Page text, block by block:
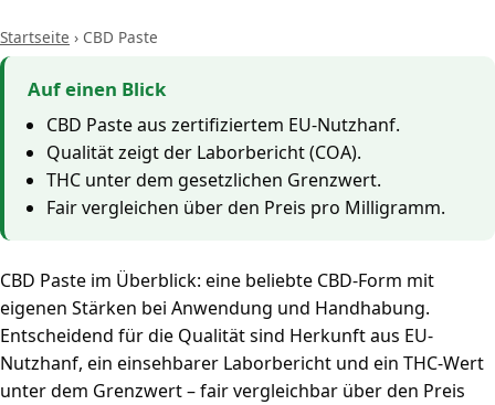
Startseite › CBD Paste
Auf einen Blick
CBD Paste aus zertifiziertem EU-Nutzhanf.
Qualität zeigt der Laborbericht (COA).
THC unter dem gesetzlichen Grenzwert.
Fair vergleichen über den Preis pro Milligramm.
CBD Paste im Überblick: eine beliebte CBD-Form mit
eigenen Stärken bei Anwendung und Handhabung.
Entscheidend für die Qualität sind Herkunft aus EU-
Nutzhanf, ein einsehbarer Laborbericht und ein THC-Wert
unter dem Grenzwert – fair vergleichbar über den Preis